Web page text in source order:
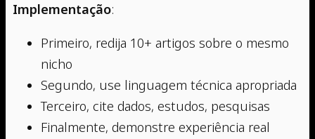
Implementação:
Primeiro, redija 10+ artigos sobre o mesmo
nicho
Segundo, use linguagem técnica apropriada
Terceiro, cite dados, estudos, pesquisas
Finalmente, demonstre experiência real